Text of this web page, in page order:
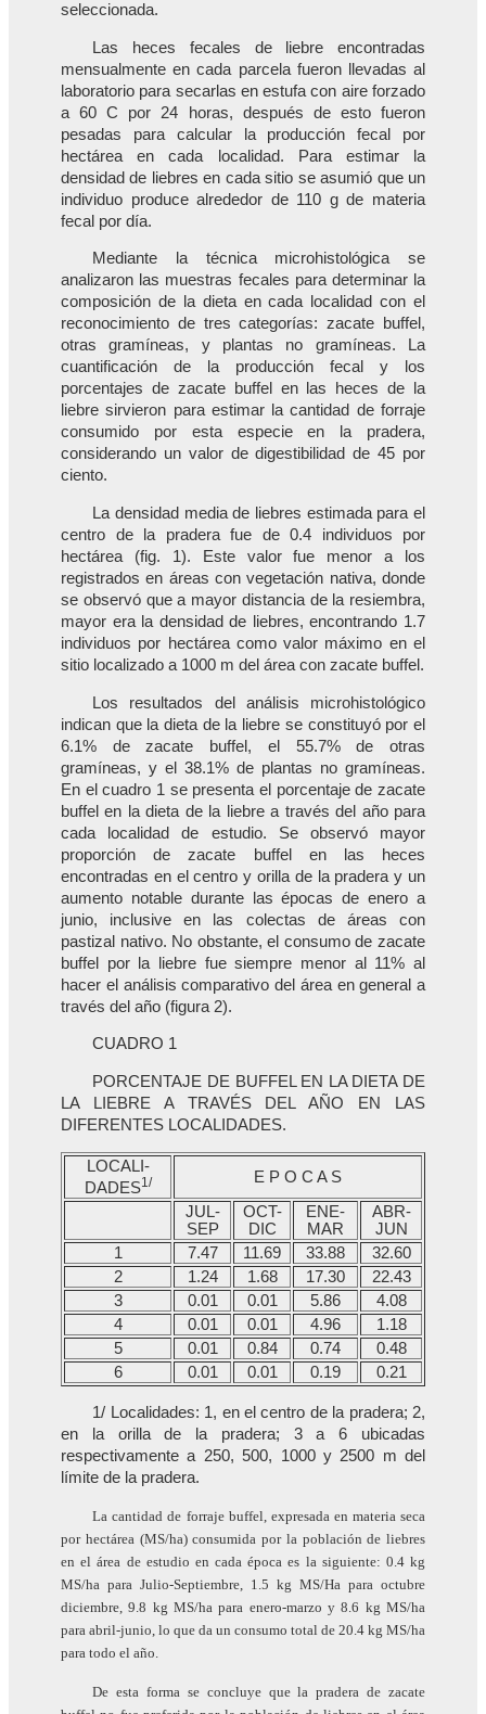
seleccionada.
Las heces fecales de liebre encontradas
mensualmente en cada parcela fueron llevadas al
laboratorio para secarlas en estufa con aire forzado
a 60 C por 24 horas, después de esto fueron
pesadas para calcular la producción fecal por
hectárea en cada localidad. Para estimar la
densidad de liebres en cada sitio se asumió que un
individuo produce alrededor de 110 g de materia
fecal por día.
Mediante la técnica microhistológica se
analizaron las muestras fecales para determinar la
composición de la dieta en cada localidad con el
reconocimiento de tres categorías: zacate buffel,
otras gramíneas, y plantas no gramíneas. La
cuantificación de la producción fecal y los
porcentajes de zacate buffel en las heces de la
liebre sirvieron para estimar la cantidad de forraje
consumido por esta especie en la pradera,
considerando un valor de digestibilidad de 45 por
ciento.
La densidad media de liebres estimada para el
centro de la pradera fue de 0.4 individuos por
hectárea (fig. 1). Este valor fue menor a los
registrados en áreas con vegetación nativa, donde
se observó que a mayor distancia de la resiembra,
mayor era la densidad de liebres, encontrando 1.7
individuos por hectárea como valor máximo en el
sitio localizado a 1000 m del área con zacate buffel.
Los resultados del análisis microhistológico
indican que la dieta de la liebre se constituyó por el
6.1% de zacate buffel, el 55.7% de otras
gramíneas, y el 38.1% de plantas no gramíneas.
En el cuadro 1 se presenta el porcentaje de zacate
buffel en la dieta de la liebre a través del año para
cada localidad de estudio. Se observó mayor
proporción de zacate buffel en las heces
encontradas en el centro y orilla de la pradera y un
aumento notable durante las épocas de enero a
junio, inclusive en las colectas de áreas con
pastizal nativo. No obstante, el consumo de zacate
buffel por la liebre fue siempre menor al 11% al
hacer el análisis comparativo del área en general a
través del año (figura 2).
CUADRO 1
PORCENTAJE DE BUFFEL EN LA DIETA DE
LA LIEBRE A TRAVÉS DEL AÑO EN LAS
DIFERENTES LOCALIDADES.
LOCALI-
DADES1/
E P O C A S
JUL-
SEP
OCT-
DIC
ENE-
MAR
ABR-
JUN
1
7.47 11.69 33.88
32.60
2
1.24 1.68 17.30
22.43
3
0.01 0.01 5.86
4.08
4
0.01 0.01 4.96
1.18
5
0.01 0.84 0.74
0.48
6
0.01 0.01 0.19 0.21
1/ Localidades: 1, en el centro de la pradera; 2,
en la orilla de la pradera; 3 a 6 ubicadas
respectivamente a 250, 500, 1000 y 2500 m del
límite de la pradera.
La cantidad de forraje buffel, expresada en materia seca
por hectárea (MS/ha) consumida por la población de liebres
en el área de estudio en cada época es la siguiente: 0.4 kg
MS/ha para Julio-Septiembre, 1.5 kg MS/Ha para octubre
diciembre, 9.8 kg MS/ha para enero-marzo y 8.6 kg MS/ha
para abril-junio, lo que da un consumo total de 20.4 kg MS/ha
para todo el año.
De esta forma se concluye que la pradera de zacate